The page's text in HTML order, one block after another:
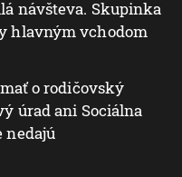
návšteva. Skupinka
hlavným vchodom
o rodičovský
úrad ani Sociálna
nedajú